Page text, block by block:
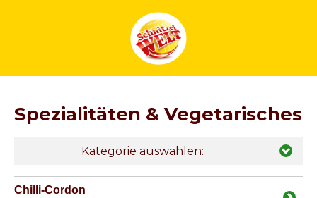
Spezialitäten & Vegetarisches
Kategorie auswählen:
Chilli-Cordon